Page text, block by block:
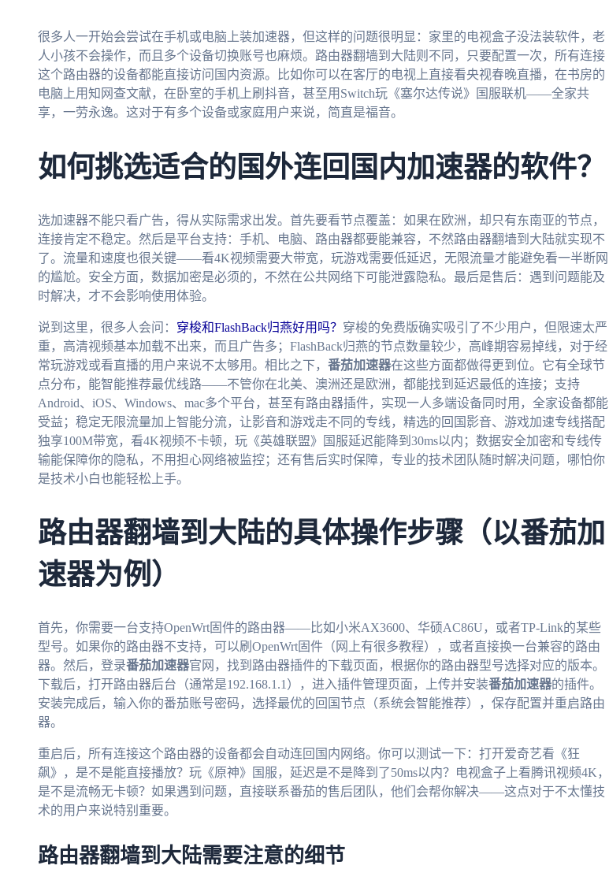
很多人一开始会尝试在手机或电脑上装加速器，但这样的问题很明显：家里的电视盒子没法装软件，老
人小孩不会操作，而且多个设备切换账号也麻烦。路由器翻墙到大陆则不同，只要配置一次，所有连接
这个路由器的设备都能直接访问国内资源。比如你可以在客厅的电视上直接看央视春晚直播，在书房的
电脑上用知网查文献，在卧室的手机上刷抖音，甚至用Switch玩《塞尔达传说》国服联机——全家共
享，一劳永逸。这对于有多个设备或家庭用户来说，简直是福音。
如何挑选适合的国外连回国内加速器的软件？
选加速器不能只看广告，得从实际需求出发。首先要看节点覆盖：如果在欧洲，却只有东南亚的节点，
连接肯定不稳定。然后是平台支持：手机、电脑、路由器都要能兼容，不然路由器翻墙到大陆就实现不
了。流量和速度也很关键——看4K视频需要大带宽，玩游戏需要低延迟，无限流量才能避免看一半断网
的尴尬。安全方面，数据加密是必须的，不然在公共网络下可能泄露隐私。最后是售后：遇到问题能及
时解决，才不会影响使用体验。
说到这里，很多人会问： 穿梭和FlashBack归燕好用吗？ 穿梭的免费版确实吸引了不少用户，但限速太严
重，高清视频基本加载不出来，而且广告多；FlashBack归燕的节点数量较少，高峰期容易掉线，对于经
常玩游戏或看直播的用户来说不太够用。相比之下， 番茄加速器在这些方面都做得更到位。它有全球节
点分布，能智能推荐最优线路——不管你在北美、澳洲还是欧洲，都能找到延迟最低的连接；支持
Android、iOS、Windows、mac多个平台，甚至有路由器插件，实现一人多端设备同时用，全家设备都能
受益；稳定无限流量加上智能分流，让影音和游戏走不同的专线，精选的回国影音、游戏加速专线搭配
独享100M带宽，看4K视频不卡顿，玩《英雄联盟》国服延迟能降到30ms以内；数据安全加密和专线传
输能保障你的隐私，不用担心网络被监控；还有售后实时保障，专业的技术团队随时解决问题，哪怕你
是技术小白也能轻松上手。
路由器翻墙到大陆的具体操作步骤（以番茄加
速器为例）
首先，你需要一台支持OpenWrt固件的路由器——比如小米AX3600、华硕AC86U，或者TP-Link的某些
型号。如果你的路由器不支持，可以刷OpenWrt固件（网上有很多教程），或者直接换一台兼容的路由
器。然后，登录番茄加速器官网，找到路由器插件的下载页面，根据你的路由器型号选择对应的版本。
下载后，打开路由器后台（通常是192.168.1.1），进入插件管理页面，上传并安装番茄加速器的插件。
安装完成后，输入你的番茄账号密码，选择最优的回国节点（系统会智能推荐），保存配置并重启路由
器。
重启后，所有连接这个路由器的设备都会自动连回国内网络。你可以测试一下：打开爱奇艺看《狂
飙》，是不是能直接播放？玩《原神》国服，延迟是不是降到了50ms以内？电视盒子上看腾讯视频4K，
是不是流畅无卡顿？如果遇到问题，直接联系番茄的售后团队，他们会帮你解决——这点对于不太懂技
术的用户来说特别重要。
路由器翻墙到大陆需要注意的细节